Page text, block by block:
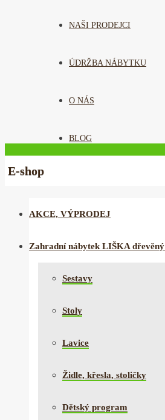
NAŠI PRODEJCI
ÚDRŽBA NÁBYTKU
O NÁS
BLOG
E-shop
AKCE, VÝPRODEJ
Zahradní nábytek LIŠKA dřevěný
Sestavy
Stoly
Lavice
Židle, křesla, stoličky
Dětský program